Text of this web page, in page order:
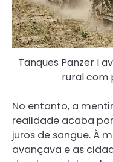
Tanques Panzer I
rural com
No entanto, a
realidade acaba
juros de sangue. À
avançava e as